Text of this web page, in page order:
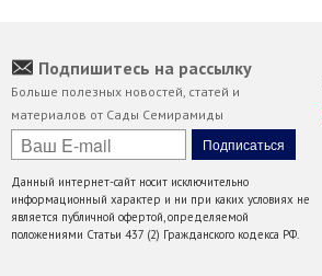
Подпишитесь на рассылку
Больше полезных новостей, статей и
материалов от Сады Семирамиды
Данный интернет-сайт носит исключительно
информационный характер и ни при каких условиях не
является публичной офертой, определяемой
положениями Статьи 437 (2) Гражданского кодекса РФ.